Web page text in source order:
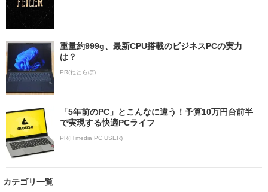
重量約999g、最新CPU搭載のビジネスPCの実力
は？
PR(ねとらぼ)
「5年前のPC」とこんなに違う！予算10万円台前半
で実現する快適PCライフ
PR(ITmedia PC USER)
カテゴリ一覧